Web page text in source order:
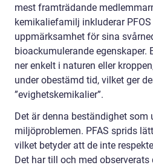
mest framträdande
kemikaliefamilj inkluderar
uppmärksamhet för sina
bioackumulerande egenskaper.
ner enkelt i naturen eller
under obestämd tid, vilket ger
”evighetskemikalier”.
Det är denna beständighet som
miljöproblemen. PFAS sprids
vilket betyder att de inte
Det har till och med observerats